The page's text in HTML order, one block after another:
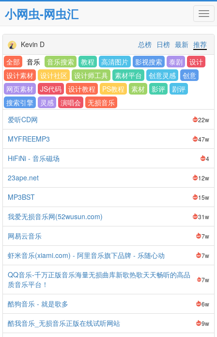
小网虫-网虫汇
Kevin D 推荐
最新
日榜
总榜
全部
音乐 音乐搜索 教程 高清图片 影视搜索 泰剧
设计
设计素材
设计社区 设计师工具 素材平台 创意灵感
创意
网页素材
JS代码 设计教程 PS教程 素材 影评
剧评
搜索引擎
灵感 演唱会
无损音乐
爱听CD网
22w
MYFREEMP3 47w
HiFiNi - 音乐磁场 4
23ape.net 12w
MP3BST 15w
我爱无损音乐网(52wusun.com) 31w
网易云音乐 7w
虾米音乐(xiami.com) - 阿里音乐旗下品牌 - 乐随心动 7w
QQ音乐-千万正版音乐海量无损曲库新歌热歌天天畅听的高品
质音乐平台！
7w
酷狗音乐 - 就是歌多 6w
酷我音乐_无损音乐正版在线试听网站 9w